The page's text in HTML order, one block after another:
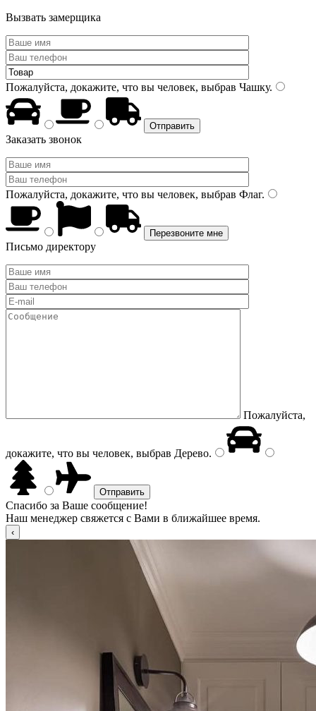
Вызвать замерщика
Пожалуйста, докажите, что вы человек, выбрав Чашку.
Заказать звонок
Пожалуйста, докажите, что вы человек, выбрав Флаг.
Письмо директору
Пожалуйста,
докажите, что вы человек, выбрав Дерево.
Спасибо за Ваше сообщение!
Наш менеджер свяжется с Вами в ближайшее время.